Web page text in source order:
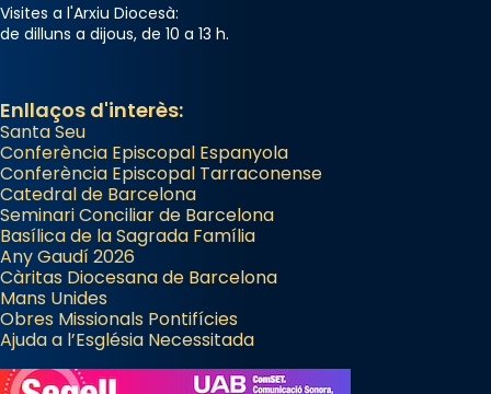
que les santes són filles de l’antiga Iluro.
Mataró en reivindicarà les relíquies fins que
a la “Missa de les Santes” (“Missa de
Glòria”) fou composta el 1848 per Mn.
Manuel Blanch, amb aire d’òpera
italianitzant; s’interpreta per privilegi
pontifici, amb orquestra i cor, i té una
duració aproximada de tres hores. Després,
processó (recuperada el 1972) al voltant
del temple amb les relíquies de les santes.
Des de 1985 hi participa també un grup de
diablesses amb música i ball propis. Festa
gran a Mataró.
Visites a l'Arxiu Diocesà:
de dilluns a dijous, de 10 a 13 h.
Enllaços d'interès:
Santa Seu
Conferència Episcopal Espanyola
Conferència Episcopal Tarraconense
Catedral de Barcelona
Seminari Conciliar de Barcelona
Basílica de la Sagrada Família
Any Gaudí 2026
Càritas Diocesana de Barcelona
Mans Unides
Obres Missionals Pontifícies
Ajuda a l’Església Necessitada